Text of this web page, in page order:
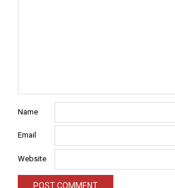
Name
Email
Website